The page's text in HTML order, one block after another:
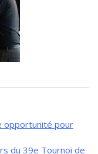
Nouvelle-
opportunité pour
du 39e Tournoi de